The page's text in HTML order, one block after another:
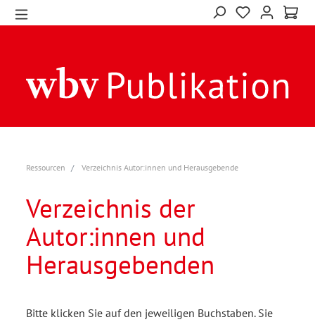
Ressourcen Verzeichnis Autor:innen und Herausgebende
Verzeichnis der
Autor:innen und
Herausgebenden
Bitte klicken Sie auf den jeweiligen Buchstaben. Sie